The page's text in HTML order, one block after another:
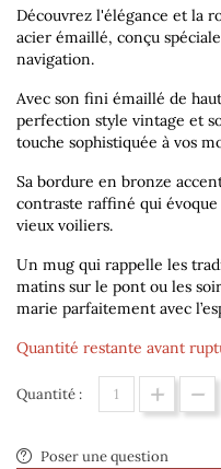
Découvrez l'élégance et la
acier émaillé, conçu
navigation.
Avec son fini émaillé de
perfection style vintage et
touche sophistiquée à vos
Sa bordure en bronze
contraste raffiné qui
vieux voiliers.
Un mug qui rappelle les
matins sur le pont ou les
marie parfaitement avec
Quantité restante avant
Quantité :
Poser une question